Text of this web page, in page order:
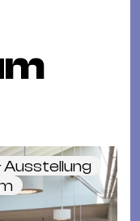
Ausstellung